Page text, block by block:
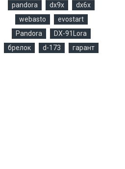
pandora dx9x
dx6x
webasto
evostart
Pandora
DX-91Lora
брелок
d-173 гарант